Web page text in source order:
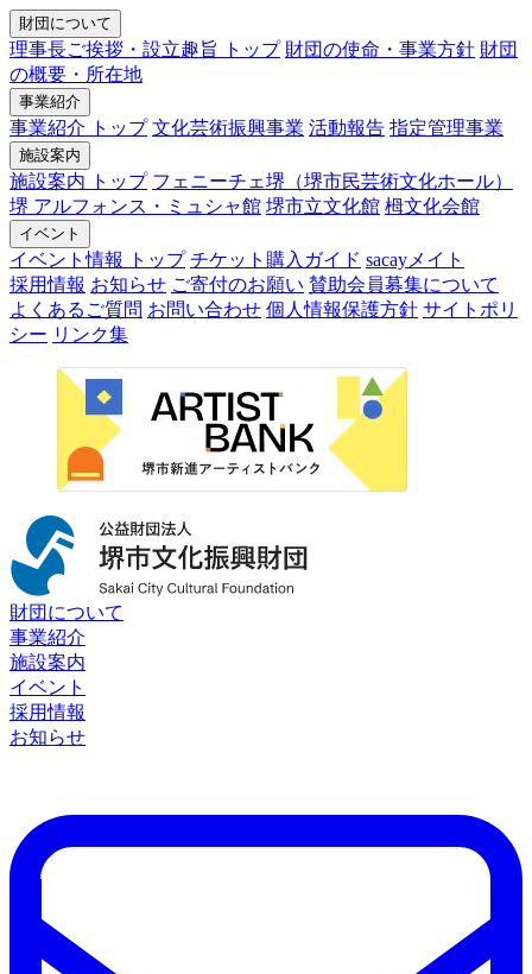
財団について
理事長ご挨拶・設立趣旨 トップ 財団の使命・事業方針 財団
の概要・所在地
事業紹介
事業紹介 トップ 文化芸術振興事業 活動報告 指定管理事業
施設案内
施設案内 トップ フェニーチェ堺（堺市民芸術文化ホール）
堺 アルフォンス・ミュシャ館 堺市立文化館 栂文化会館
イベント
イベント情報 トップ チケット購入ガイド sacayメイト
採用情報 お知らせ ご寄付のお願い 賛助会員募集について
よくあるご質問 お問い合わせ 個人情報保護方針 サイトポリ
シー リンク集
財団について
事業紹介
施設案内
イベント
採用情報
お知らせ